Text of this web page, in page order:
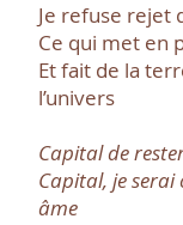
Je refuse rejet
Ce qui met en
Et fait de la
l’univers
Capital de
Capital, je
âme